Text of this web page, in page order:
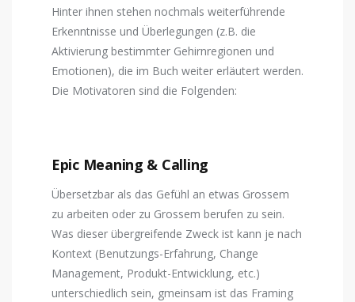
Hinter ihnen stehen nochmals weiterführende
Erkenntnisse und Überlegungen (z.B. die
Aktivierung bestimmter Gehirnregionen und
Emotionen), die im Buch weiter erläutert werden.
Die Motivatoren sind die Folgenden:
Epic Meaning & Calling
Übersetzbar als das Gefühl an etwas Grossem
zu arbeiten oder zu Grossem berufen zu sein.
Was dieser übergreifende Zweck ist kann je nach
Kontext (Benutzungs-Erfahrung, Change
Management, Produkt-Entwicklung, etc.)
unterschiedlich sein, gmeinsam ist das Framing